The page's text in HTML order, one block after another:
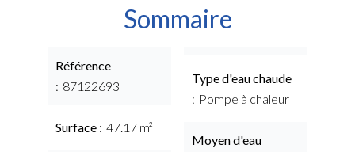
Sommaire
Référence
87122693
Surface 47.17 m²
Type d'eau chaude
Pompe à chaleur
Moyen d'eau